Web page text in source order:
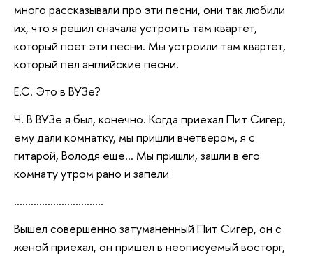
много рассказывали про эти песни, они так любили
их, что я решил сначала устроить там квартет,
который поет эти песни. Мы устроили там квартет,
который пел английские песни.
Е.С. Это в ВУЗе?
Ч. В ВУЗе я был, конечно. Когда приехал Пит Сигер,
ему дали комнатку, мы пришли вчетвером, я с
гитарой, Володя еще… Мы пришли, зашли в его
комнату утром рано и запели
…………………………..
Вышел совершенно затуманенный Пит Сигер, он с
женой приехал, он пришел в неописуемый восторг,